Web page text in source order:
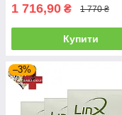
1 716,90 ₴ 1 770 ₴
Купити
–3%